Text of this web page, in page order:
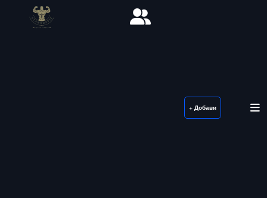
+ Добави